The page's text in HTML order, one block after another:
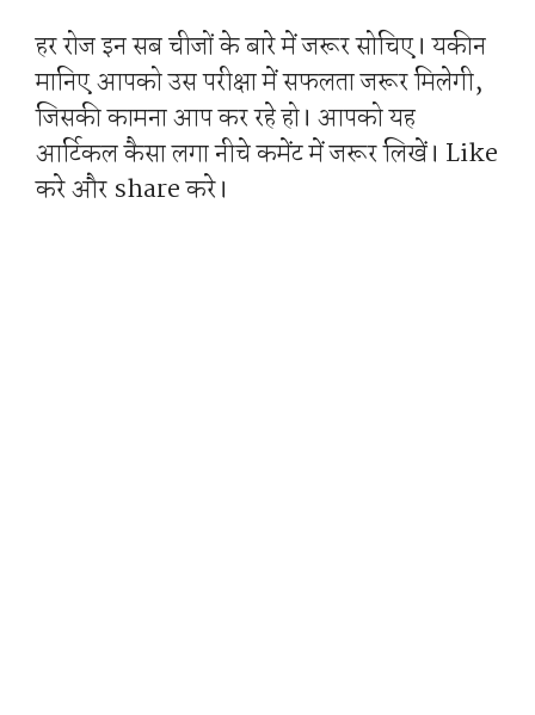
हर रोज इन सब चीजों के बारे में जरूर सोचिए। यकीन
मानिए आपको उस परीक्षा में सफलता जरूर मिलेगी,
जिसकी कामना आप कर रहे हो। आपको यह
आर्टिकल कैसा लगा नीचे कमेंट में जरूर लिखें। Like
करे और share करे।